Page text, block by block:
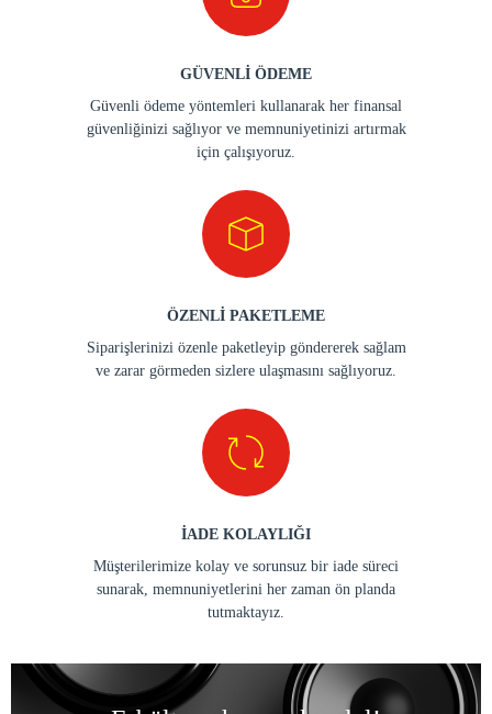
GÜVENLİ ÖDEME
Güvenli ödeme yöntemleri kullanarak her finansal
güvenliğinizi sağlıyor ve memnuniyetinizi artırmak
için çalışıyoruz.
ÖZENLİ PAKETLEME
Siparişlerinizi özenle paketleyip göndererek sağlam
ve zarar görmeden sizlere ulaşmasını sağlıyoruz.
İADE KOLAYLIĞI
Müşterilerimize kolay ve sorunsuz bir iade süreci
sunarak, memnuniyetlerini her zaman ön planda
tutmaktayız.